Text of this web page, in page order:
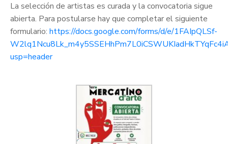
La selección de artistas es curada y la convocatoria sigue
abierta. Para postularse hay que completar el siguiente
formulario: https://docs.google.com/forms/d/e/1FAIpQLSf-
usp=header